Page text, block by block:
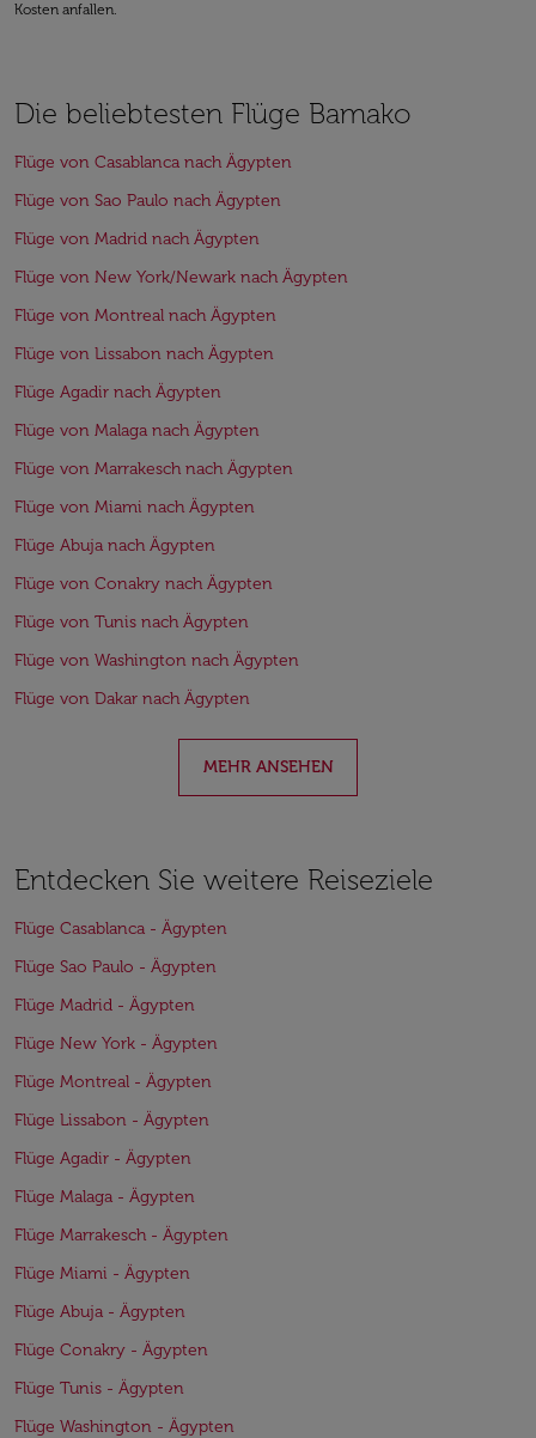
Kosten anfallen.
Die beliebtesten Flüge Bamako
Flüge von Casablanca nach Ägypten
Flüge von Sao Paulo nach Ägypten
Flüge von Madrid nach Ägypten
Flüge von New York/Newark nach Ägypten
Flüge von Montreal nach Ägypten
Flüge von Lissabon nach Ägypten
Flüge Agadir nach Ägypten
Flüge von Malaga nach Ägypten
Flüge von Marrakesch nach Ägypten
Flüge von Miami nach Ägypten
Flüge Abuja nach Ägypten
Flüge von Conakry nach Ägypten
Flüge von Tunis nach Ägypten
Flüge von Washington nach Ägypten
Flüge von Dakar nach Ägypten
MEHR ANSEHEN
Entdecken Sie weitere Reiseziele
Flüge Casablanca - Ägypten
Flüge Sao Paulo - Ägypten
Flüge Madrid - Ägypten
Flüge New York - Ägypten
Flüge Montreal - Ägypten
Flüge Lissabon - Ägypten
Flüge Agadir - Ägypten
Flüge Malaga - Ägypten
Flüge Marrakesch - Ägypten
Flüge Miami - Ägypten
Flüge Abuja - Ägypten
Flüge Conakry - Ägypten
Flüge Tunis - Ägypten
Flüge Washington - Ägypten